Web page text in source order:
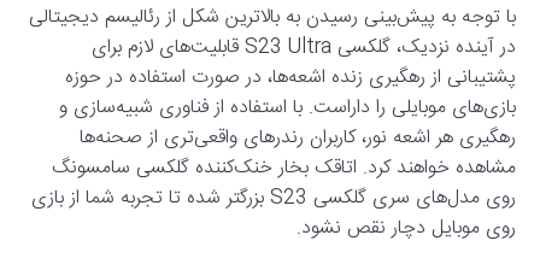
با توجه به پیش‌بینی رسیدن به بالاترین شکل از رئالیسم دیجیتالی
در آینده نزدیک، گلکسی S23 Ultra قابلیت‌های لازم برای
پشتیبانی از رهگیری زنده اشعه‌ها، در صورت استفاده در حوزه
بازی‌های موبایلی را داراست. با استفاده از فناوری شبیه‌سازی و
رهگیری هر اشعه نور، کاربران رندرهای واقعی‌تری از صحنه‌ها
مشاهده خواهند کرد. اتاقک بخار خنک‌کننده گلکسی سامسونگ
روی مدل‌های سری گلکسی S23 بزرگتر شده تا تجربه شما از بازی
روی موبایل دچار نقص نشود.